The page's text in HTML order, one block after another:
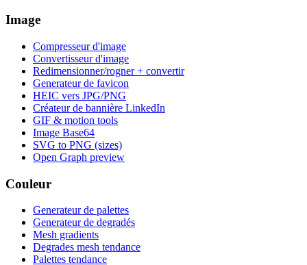
Image
Compresseur d'image
Convertisseur d'image
Redimensionner/rogner + convertir
Generateur de favicon
HEIC vers JPG/PNG
Créateur de bannière LinkedIn
GIF & motion tools
Image Base64
SVG to PNG (sizes)
Open Graph preview
Couleur
Generateur de palettes
Generateur de degradés
Mesh gradients
Degrades mesh tendance
Palettes tendance